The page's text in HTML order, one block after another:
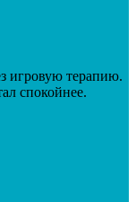
игровую терапию.
спокойнее.